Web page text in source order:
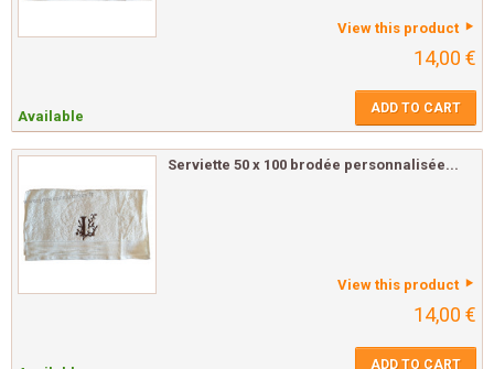
View this product
14,00 €
Available ADD TO CART
Serviette 50 x 100 brodée personnalisée...
View this product
14,00 €
ADD TO CART